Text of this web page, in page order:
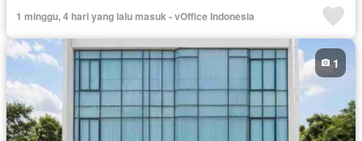
Berperabot lengkap
1 minggu, 4 hari yang lalu masuk - vOffice Indonesia
1